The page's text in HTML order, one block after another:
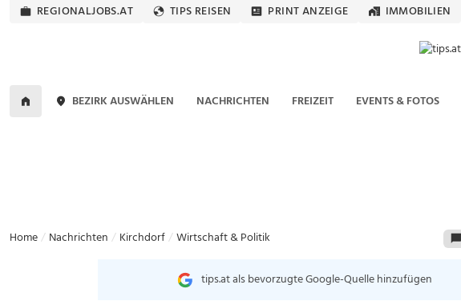
REGIONALJOBS.AT TIPS REISEN PRINT ANZEIGE IMMOBILIEN
BEZIRK AUSWÄHLEN NACHRICHTEN FREIZEIT EVENTS & FOTOS
Home Nachrichten Kirchdorf Wirtschaft & Politik
tips.at als bevorzugte Google-Quelle hinzufügen